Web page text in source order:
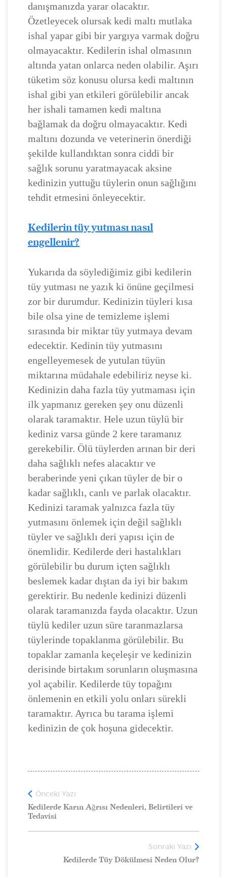
danışmanızda yarar olacaktır.
Özetleyecek olursak kedi maltı mutlaka
ishal yapar gibi bir yargıya varmak doğru
olmayacaktır. Kedilerin ishal olmasının
altında yatan onlarca neden olabilir. Aşırı
tüketim söz konusu olursa kedi maltının
ishal gibi yan etkileri görülebilir ancak
her ishali tamamen kedi maltına
bağlamak da doğru olmayacaktır. Kedi
maltını dozunda ve veterinerin önerdiği
şekilde kullandıktan sonra ciddi bir
sağlık sorunu yaratmayacak aksine
kedinizin yuttuğu tüylerin onun sağlığını
tehdit etmesini önleyecektir.
Kedilerin tüy yutması nasıl
engellenir?
Yukarıda da söylediğimiz gibi kedilerin
tüy yutması ne yazık ki önüne geçilmesi
zor bir durumdur. Kedinizin tüyleri kısa
bile olsa yine de temizleme işlemi
sırasında bir miktar tüy yutmaya devam
edecektir. Kedinin tüy yutmasını
engelleyemesek de yutulan tüyün
miktarına müdahale edebiliriz neyse ki.
Kedinizin daha fazla tüy yutmaması için
ilk yapmanız gereken şey onu düzenli
olarak taramaktır. Hele uzun tüylü bir
kediniz varsa günde 2 kere taramanız
gerekebilir. Ölü tüylerden arınan bir deri
daha sağlıklı nefes alacaktır ve
beraberinde yeni çıkan tüyler de bir o
kadar sağlıklı, canlı ve parlak olacaktır.
Kedinizi taramak yalnızca fazla tüy
yutmasını önlemek için değil sağlıklı
tüyler ve sağlıklı deri yapısı için de
önemlidir. Kedilerde deri hastalıkları
görülebilir bu durum içten sağlıklı
beslemek kadar dıştan da iyi bir bakım
gerektirir. Bu nedenle kedinizi düzenli
olarak taramanızda fayda olacaktır. Uzun
tüylü kediler uzun süre taranmazlarsa
tüylerinde topaklanma görülebilir. Bu
topaklar zamanla keçeleşir ve kedinizin
derisinde birtakım sorunların oluşmasına
yol açabilir. Kedilerde tüy topağını
önlemenin en etkili yolu onları sürekli
taramaktır. Ayrıca bu tarama işlemi
kedinizin de çok hoşuna gidecektir.
Önceki Yazı
Kedilerde Karın Ağrısı Nedenleri, Belirtileri ve
Tedavisi
Sonraki Yazı
Kedilerde Tüy Dökülmesi Neden Olur?